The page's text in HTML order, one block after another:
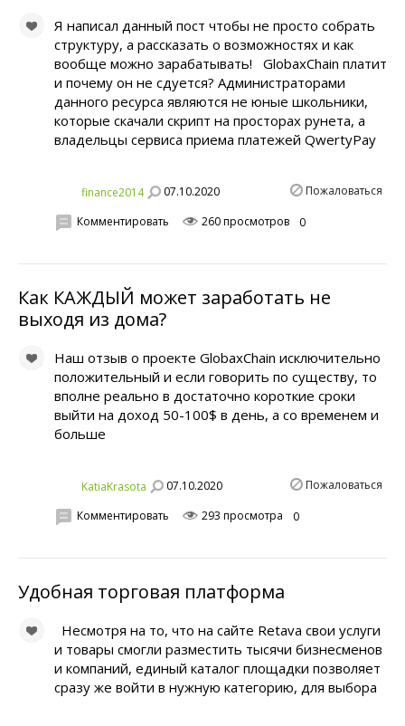
Я написал данный пост чтобы не просто собрать
структуру, а рассказать о возможностях и как
вообще можно зарабатывать! GlobaxChain платит
и почему он не сдуется? Администраторами
данного ресурса являются не юные школьники,
которые скачали скрипт на просторах рунета, а
владельцы сервиса приема платежей QwertyPay
finance2014 07.10.2020 Пожаловаться
Комментировать 260 просмотров 0
Как КАЖДЫЙ может заработать не
выходя из дома?
Наш отзыв о проекте GlobaxChain исключительно
положительный и если говорить по существу, то
вполне реально в достаточно короткие сроки
выйти на доход 50-100$ в день, а со временем и
больше
KatiaKrasota 07.10.2020 Пожаловаться
Комментировать 293 просмотра 0
Удобная торговая платформа
Несмотря на то, что на сайте Retava свои услуги
и товары смогли разместить тысячи бизнесменов
и компаний, единый каталог площадки позволяет
сразу же войти в нужную категорию, для выбора